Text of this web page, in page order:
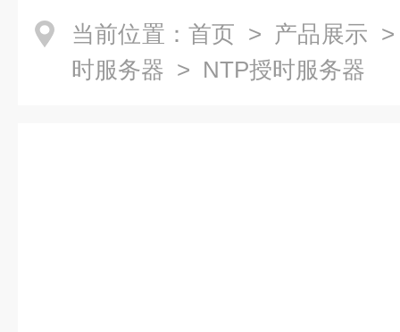
当前位置： 首页 > 产品展示
时服务器 > NTP授时服务器